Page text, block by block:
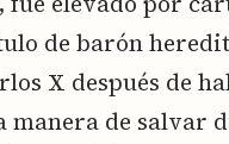
de barón
X después de
manera de salvar